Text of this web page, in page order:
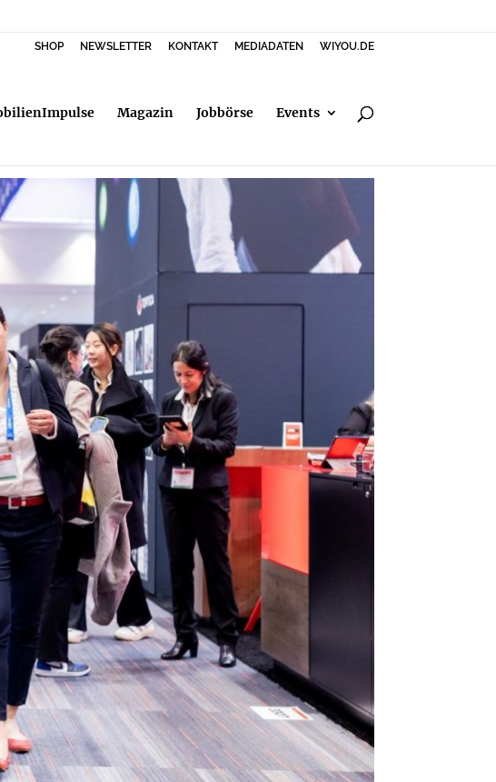
SHOP NEWSLETTER KONTAKT MEDIADATEN WIYOU.DE
Magazin Jobbörse Events